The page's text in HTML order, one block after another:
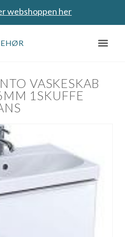
webshoppen her
VASKESKAB
1SKUFFE